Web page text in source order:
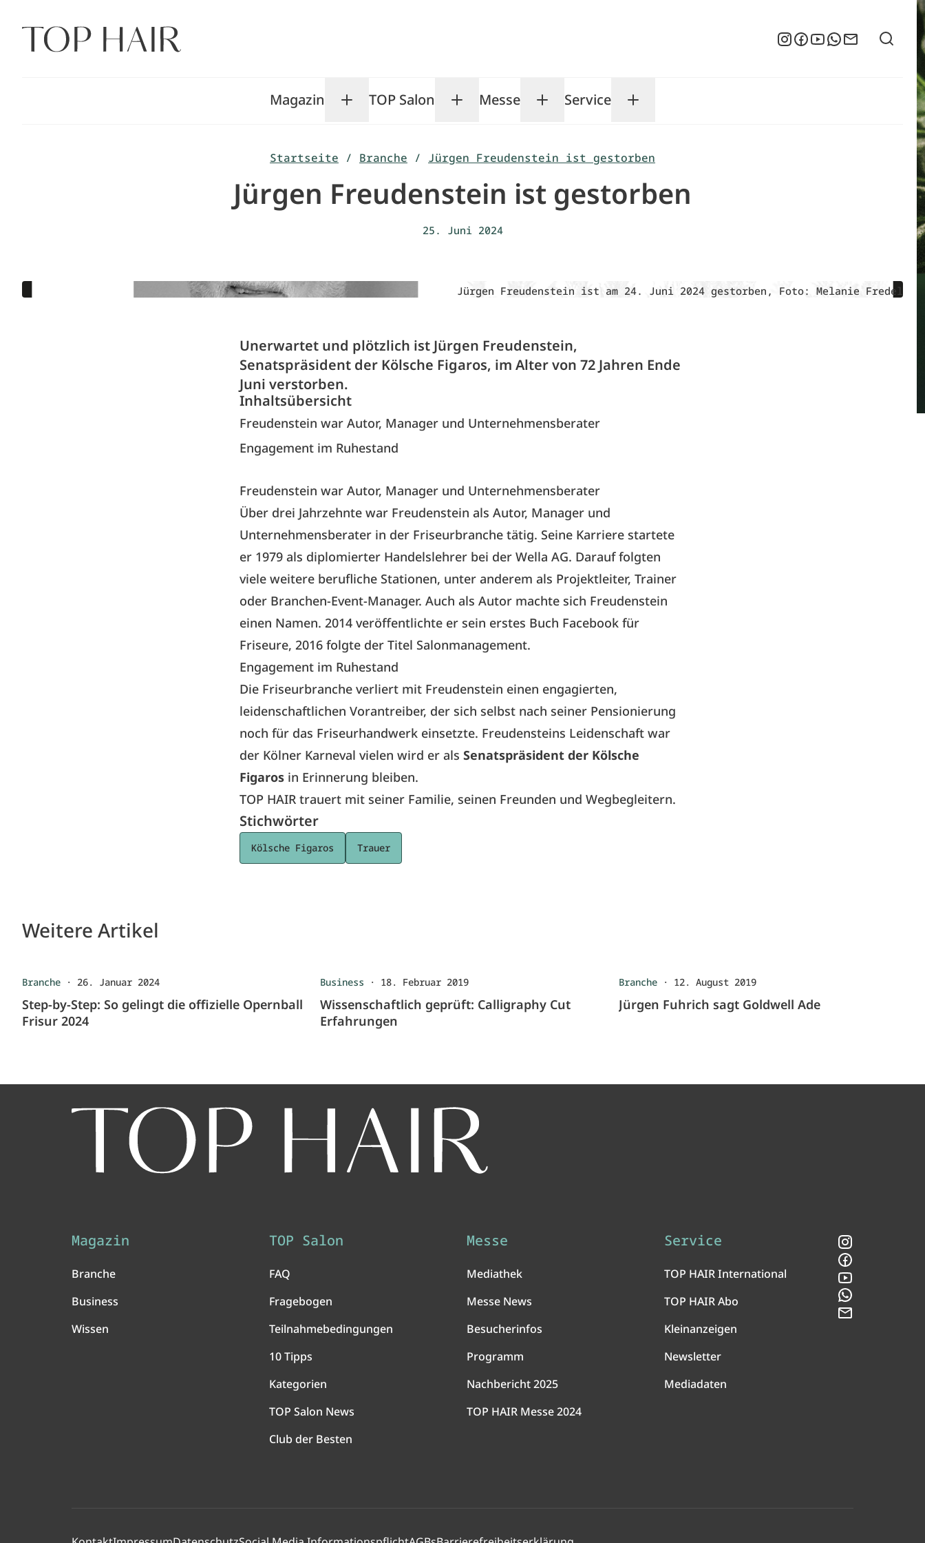
Inhalt
springen
Suche
Magazin Toggle Magazin submenu
TOP Salon Toggle TOP Salon submenu
Messe Toggle Messe submenu
Service Toggle Service submenu
Instagram
Facebook
YouTubeWhatsApp
Newsletter
Startseite / Branche / Jürgen Freudenstein ist gestorben
Jürgen Freudenstein ist gestorben
25. Juni 2024
Jürgen Freudenstein ist am 24. Juni 2024 gestorben, Foto: Melanie Fredel
Unerwartet und plötzlich ist Jürgen Freudenstein,
Senatspräsident der Kölsche Figaros, im Alter von 72 Jahren Ende
Juni verstorben.
Inhaltsübersicht
Freudenstein war Autor, Manager und Unternehmensberater
Engagement im Ruhestand
Freudenstein war Autor, Manager und Unternehmensberater
Über drei Jahrzehnte war Freudenstein als Autor, Manager und
Unternehmensberater in der Friseurbranche tätig. Seine Karriere startete
er 1979 als diplomierter Handelslehrer bei der Wella AG. Darauf folgten
viele weitere berufliche Stationen, unter anderem als Projektleiter, Trainer
oder Branchen-Event-Manager. Auch als Autor machte sich Freudenstein
einen Namen. 2014 veröffentlichte er sein erstes Buch Facebook für
Friseure, 2016 folgte der Titel Salonmanagement.
Engagement im Ruhestand
Die Friseurbranche verliert mit Freudenstein einen engagierten,
leidenschaftlichen Vorantreiber, der sich selbst nach seiner Pensionierung
noch für das Friseurhandwerk einsetzte. Freudensteins Leidenschaft war
der Kölner Karneval vielen wird er als Senatspräsident der Kölsche
Figaros in Erinnerung bleiben.
TOP HAIR trauert mit seiner Familie, seinen Freunden und Wegbegleitern.
Stichwörter
Kölsche Figaros Trauer
Weitere Artikel
Branche · 26. Januar 2024
Step-by-Step: So gelingt die offizielle Opernball
Frisur 2024
Business · 18. Februar 2019
Wissenschaftlich geprüft: Calligraphy Cut
Erfahrungen
Branche· 12. August 2019
Jürgen Fuhrich sagt Goldwell Ade
Magazin
Branche
Business
Wissen
TOP Salon
FAQ
Fragebogen
Teilnahmebedingungen
10 Tipps
Kategorien
TOP Salon News
Club der Besten
Messe
Mediathek
Messe News
Besucherinfos
Programm
Nachbericht 2025
TOP HAIR Messe 2024
Service
TOP HAIR International
TOP HAIR Abo
Kleinanzeigen
Newsletter
Mediadaten